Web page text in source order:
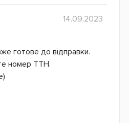
14.09.2023
готове до відправки.
номер ТТН.